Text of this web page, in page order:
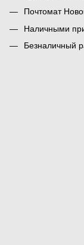
Почтомат
Наличными
Безналичный